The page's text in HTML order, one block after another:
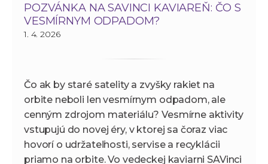
POZVÁNKA NA SAVINCI KAVIAREŇ: ČO S
VESMÍRNYM ODPADOM?
1. 4. 2026
Čo ak by staré satelity a zvyšky rakiet na
orbite neboli len vesmírnym odpadom, ale
cenným zdrojom materiálu? Vesmírne aktivity
vstupujú do novej éry, v ktorej sa čoraz viac
hovorí o udržateľnosti, servise a recyklácii
priamo na orbite. Vo vedeckej kaviarni SAVinci